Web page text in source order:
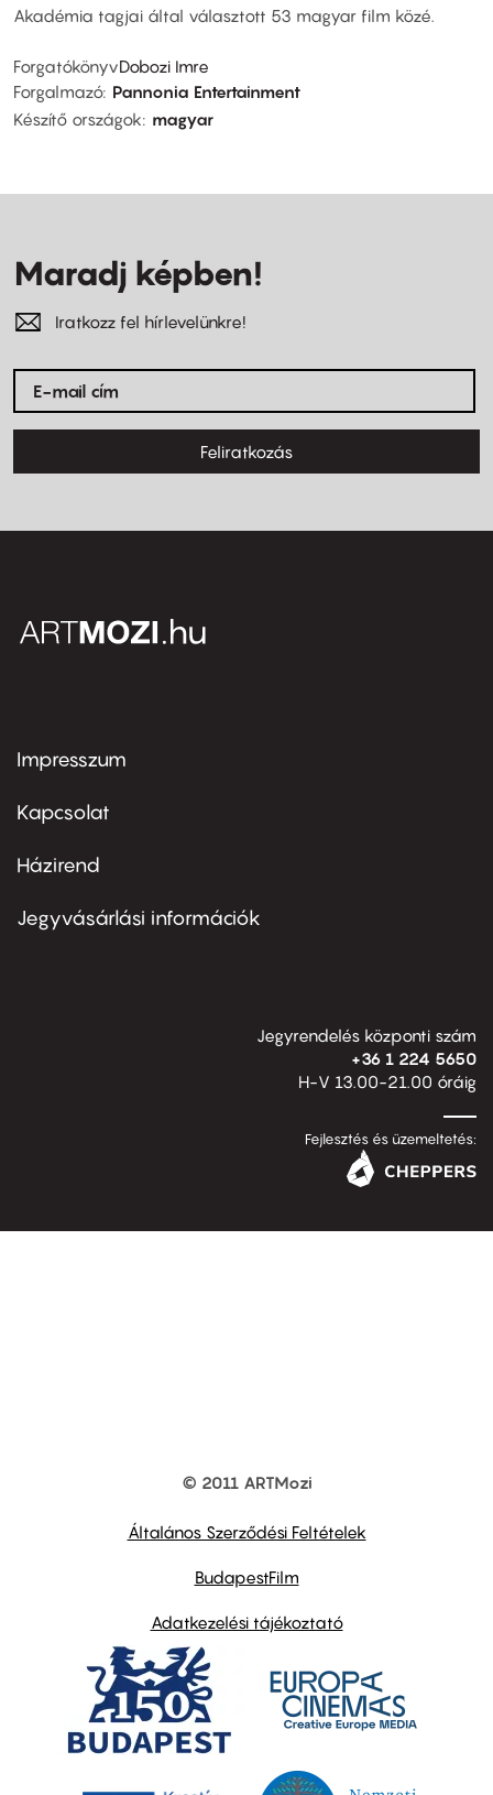
Akadémia tagjai által választott 53 magyar film közé.
ForgatókönyvDobozi Imre
Forgalmazó Pannonia Entertainment
Készítő országok
magyar
Maradj képben!
Iratkozz fel hírlevelünkre!
Feliratkozás
Footer
first
Impresszum
Kapcsolat
Footer
second
Házirend
Jegyvásárlási információk
Jegyrendelés központi szám
+36 1 224 5650
H-V 13.00-21.00 óráig
Fejlesztés és üzemeltetés:
© 2011 ARTMozi
Általános Szerződési Feltételek
BudapestFilm
Adatkezelési tájékoztató